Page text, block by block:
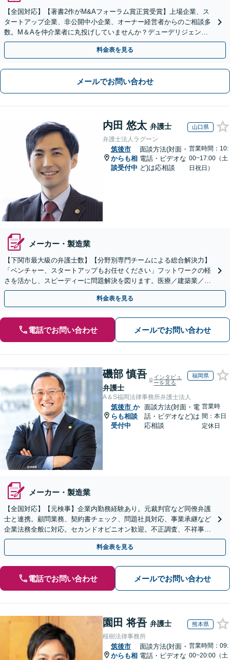
【全国対応】【著書2作がM&Aフォーラム賞正賞受賞】上場企業、ス
タートアップ企業、非公開中小企業、オーナー経営者からのご相談多
数。M＆Aを仲介業者に丸投げしていませんか？デューデリジェンス
や契約書作成・交渉はお任せください【初回無料】
料金表を見る
メールでお問い合わせ
内田 悠太 弁護士 山口県
弁護士法人ラグーン
筑後市
からも相
談受付中
面談方法(対面・
電話・ビデオな
ど)は応相談
営業時間：10:
00~17:00（土
日祝日）
メーカー・製造業
【下関市最大級の弁護士数】【分野別専門チームによる総合解決力】
「ベンチャー、スタートアップもお任せください」フットワークの軽
さを活かし、スピーディーに問題解決を図ります。医療／建築業／情
報通信／卸売業／製造業／不動産など、幅広い業種に対応
料金表を見る
電話でお問い合わせ メールでお問い合わせ
磯部 慎吾
弁護士
インタビュ
ーを見る
福岡県
A＆S福岡法律事務所弁護士法人
筑後市 か
らも相談
受付中
面談方法(対面・電
話・ビデオなど)は
応相談
営業時
間：本日
定休日
メーカー・製造業
【全国対応】【元検事】企業内勤務経験あり。元裁判官など同僚弁護
士と連携。顧問業務、契約書チェック、問題社員対応、事業承継など
企業法務全般に対応。セカンドオピニオン歓迎。不正調査、不祥事や
ハラスメントの対応・予防にも実績。事業を守り成長支援。
料金表を見る
電話でお問い合わせ メールでお問い合わせ
園田 将吾 弁護士 熊本県
桜樹法律事務所
筑後市
からも相
面談方法(対面・
電話・ビデオな
営業時間：09:
00~20:00（土